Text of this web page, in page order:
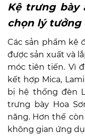
Kệ trưng bày
chọn lý tưởng
Các sản phẩm kệ
được sản xuất và
móc tiên tiến. Vì
kết hợp Mica,
bị hệ thống đèn
trưng bày Hoa
năng. Hơn thế
không gian ứng